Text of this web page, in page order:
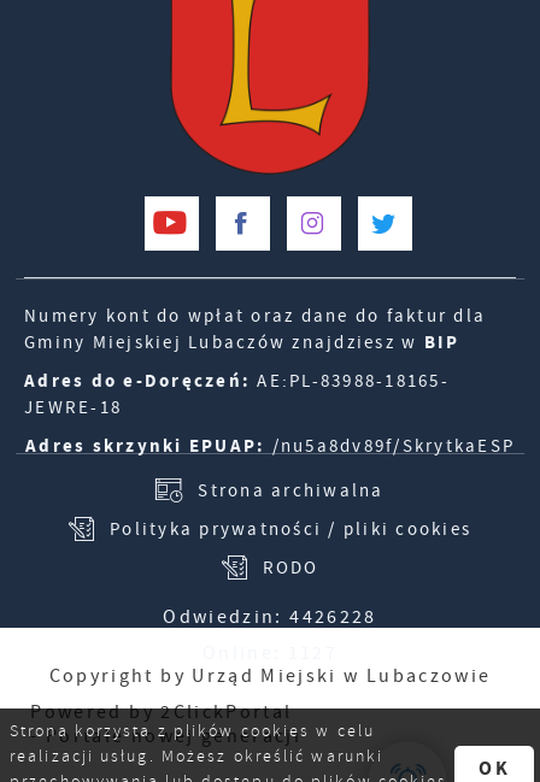
Numery kont do wpłat oraz dane do faktur dla
Gminy Miejskiej Lubaczów znajdziesz w BIP
Adres do e-Doręczeń: AE:PL-83988-18165-
JEWRE-18
Adres skrzynki EPUAP: /nu5a8dv89f/SkrytkaESP
Strona archiwalna
Polityka prywatności / pliki cookies
RODO
Odwiedzin: 4426228
Copyright by Urząd Miejski w Lubaczowie
Powered by2ClickPortal
- Portale nowej generacji
Strona korzysta z plików cookies w celu
realizacji usług. Możesz określić warunki
OK